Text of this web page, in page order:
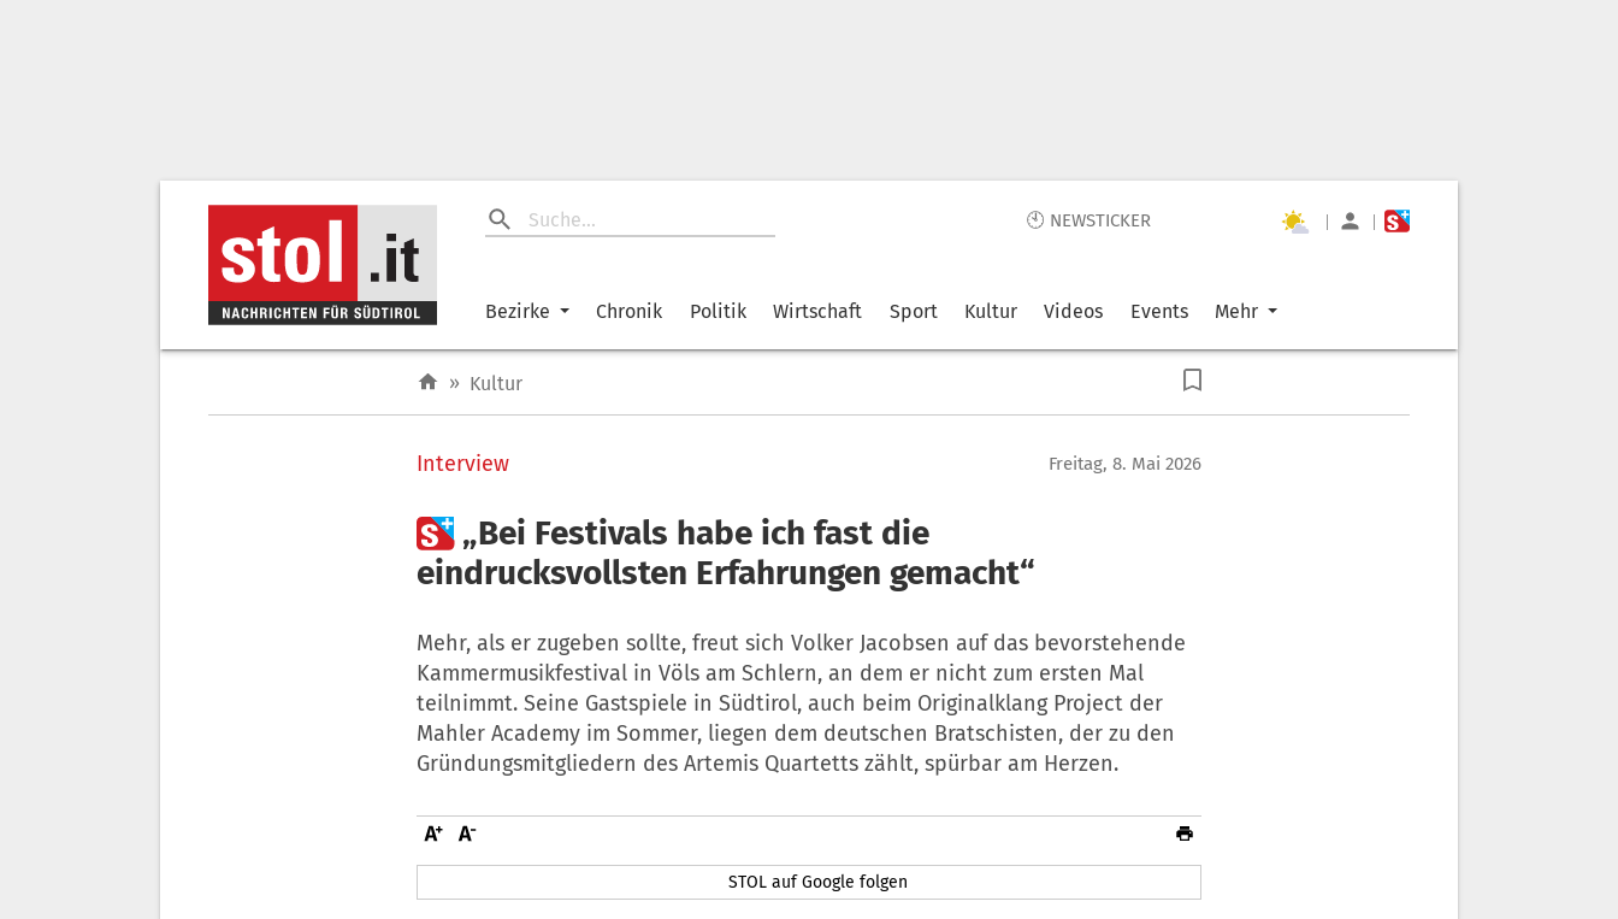
🕙 NEWSTICKER | |
Bezirke Chronik Politik Wirtschaft Sport Kultur Videos Events Mehr
» Kultur
Interview Freitag, 8. Mai 2026
 „Bei Festivals habe ich fast die
eindrucksvollsten Erfahrungen gemacht“
Mehr, als er zugeben sollte, freut sich Volker Jacobsen auf das bevorstehende
Kammermusikfestival in Völs am Schlern, an dem er nicht zum ersten Mal
teilnimmt. Seine Gastspiele in Südtirol, auch beim Originalklang Project der
Mahler Academy im Sommer, liegen dem deutschen Bratschisten, der zu den
Gründungsmitgliedern des Artemis Quartetts zählt, spürbar am Herzen.
STOL auf Google folgen